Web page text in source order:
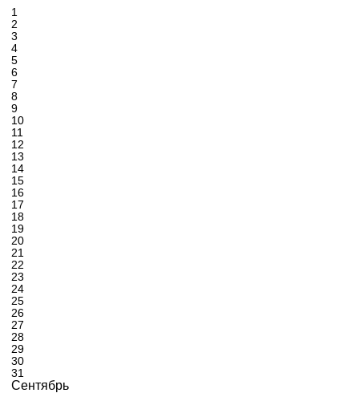
1
2
3
4
5
6
7
8
9
10
11
12
13
14
15
16
17
18
19
20
21
22
23
24
25
26
27
28
29
30
31
Сентябрь